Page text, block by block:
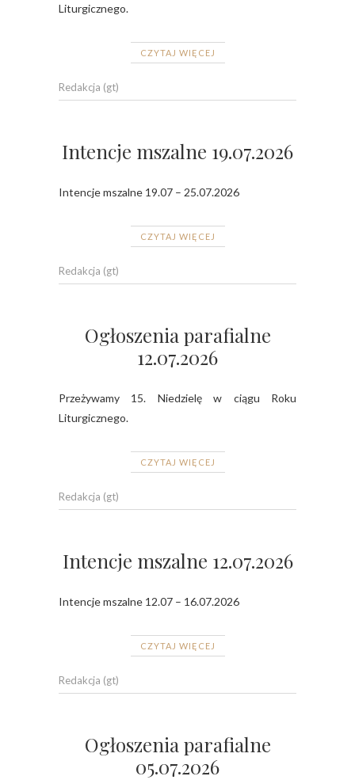
Liturgicznego.
CZYTAJ WIĘCEJ
Redakcja (gt)
Intencje mszalne 19.07.2026
Intencje mszalne 19.07 – 25.07.2026
CZYTAJ WIĘCEJ
Redakcja (gt)
Ogłoszenia parafialne
12.07.2026
Przeżywamy 15. Niedzielę w ciągu Roku
Liturgicznego.
CZYTAJ WIĘCEJ
Redakcja (gt)
Intencje mszalne 12.07.2026
Intencje mszalne 12.07 – 16.07.2026
CZYTAJ WIĘCEJ
Redakcja (gt)
Ogłoszenia parafialne
05.07.2026